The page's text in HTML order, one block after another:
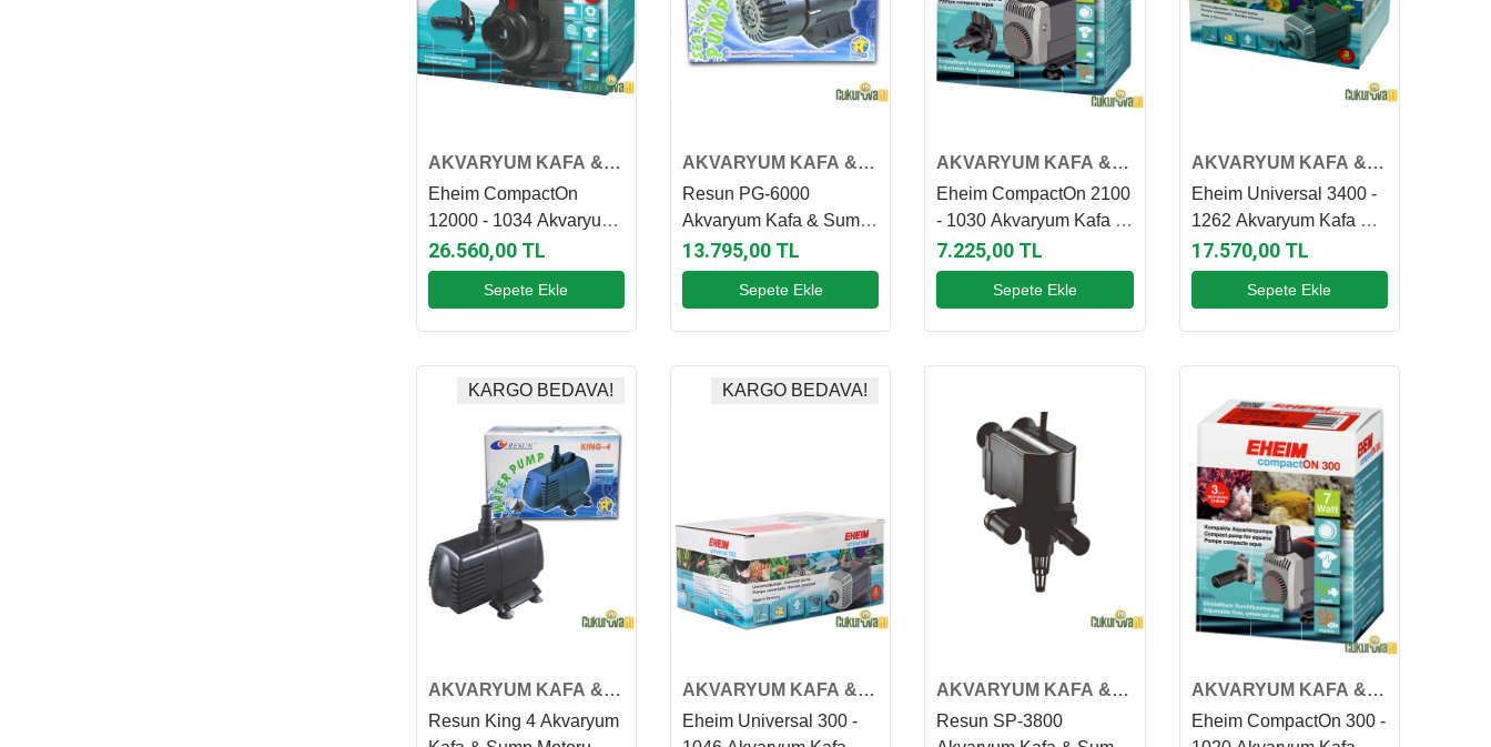
AKVARYUM KAFA &
SUMP MOTORU
Eheim CompactOn
12000 - 1034 Akvaryum
Kafa & Sump Motoru
26.560,00 TL
Sepete Ekle
AKVARYUM KAFA &
SUMP MOTORU
Resun PG-6000
Akvaryum Kafa & Sump
Motoru
13.795,00 TL
Sepete Ekle
AKVARYUM KAFA &
SUMP MOTORU
Eheim CompactOn 2100
- 1030 Akvaryum Kafa &
Sump Motoru
7.225,00 TL
Sepete Ekle
AKVARYUM KAFA &
SUMP MOTORU
Eheim Universal 3400 -
1262 Akvaryum Kafa &
Sump Motoru
17.570,00 TL
Sepete Ekle
KARGO BEDAVA!
AKVARYUM KAFA &
SUMP MOTORU
Resun King 4 Akvaryum
KARGO BEDAVA!
AKVARYUM KAFA &
SUMP MOTORU
Eheim Universal 300 -
AKVARYUM KAFA &
SUMP MOTORU
Resun SP-3800
AKVARYUM KAFA &
SUMP MOTORU
Eheim CompactOn 300 -